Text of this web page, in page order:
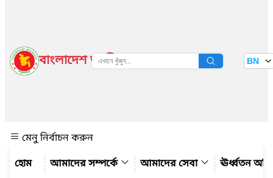
বাংলাদেশ জাতীয় তথ্য বাতায়ন BN
মেনু নির্বাচন করুন
আমাদের সম্পর্কে
আমাদের সেবা ঊর্ধ্বতন